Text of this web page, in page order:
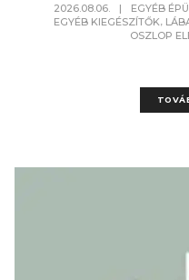
2026.08.06. | EGYÉB
EGYÉB KIEGÉSZÍTŐK,
OSZLOP